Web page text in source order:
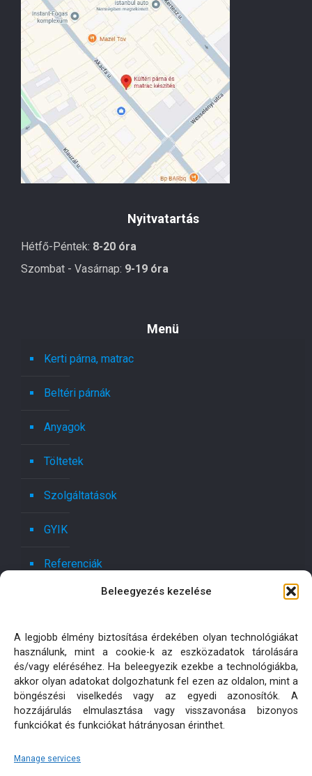
Beleegyezés kezelése
A legjobb élmény biztosítása érdekében olyan technológiákat
használunk, mint a cookie-k az eszközadatok tárolására
és/vagy eléréséhez. Ha beleegyezik ezekbe a technológiákba,
akkor olyan adatokat dolgozhatunk fel ezen az oldalon, mint a
böngészési viselkedés vagy az egyedi azonosítók. A
hozzájárulás elmulasztása vagy visszavonása bizonyos
funkciókat és funkciókat hátrányosan érinthet.
Manage services
Nyitvatartás
Hétfő-Péntek: 8-20 óra
Szombat - Vasárnap: 9-19 óra
Menü
Kerti párna, matrac
Beltéri párnák
Anyagok
Töltetek
Szolgáltatások
GYIK
Referenciák
Ajánlatot kérek!
Oldaltérkép
Adatkezelési tájékoztatók